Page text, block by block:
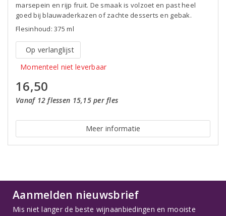
marsepein en rijp fruit. De smaak is volzoet en past heel
goed bij blauwaderkazen of zachte desserts en gebak.
Flesinhoud: 375 ml
Op verlanglijst
Momenteel niet leverbaar
16,50
Vanaf 12 flessen 15,15 per fles
Meer informatie
Aanmelden nieuwsbrief
Mis niet langer de beste wijnaanbiedingen en mooiste